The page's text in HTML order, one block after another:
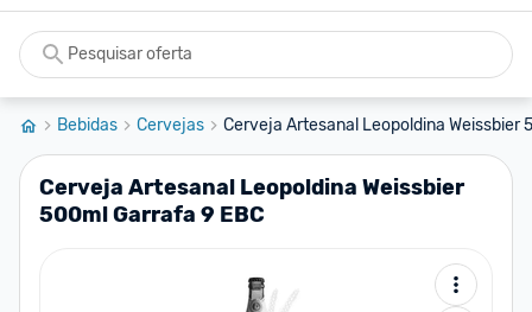
Bebidas Cervejas Cerveja Artesanal Leopoldina Weissbier
Cerveja Artesanal Leopoldina Weissbier
500ml Garrafa 9 EBC